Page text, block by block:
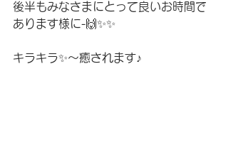
後半もみなさまにとって良いお時間で
あります様に-🙌✨✨
キラキラ✨〜癒されます♪